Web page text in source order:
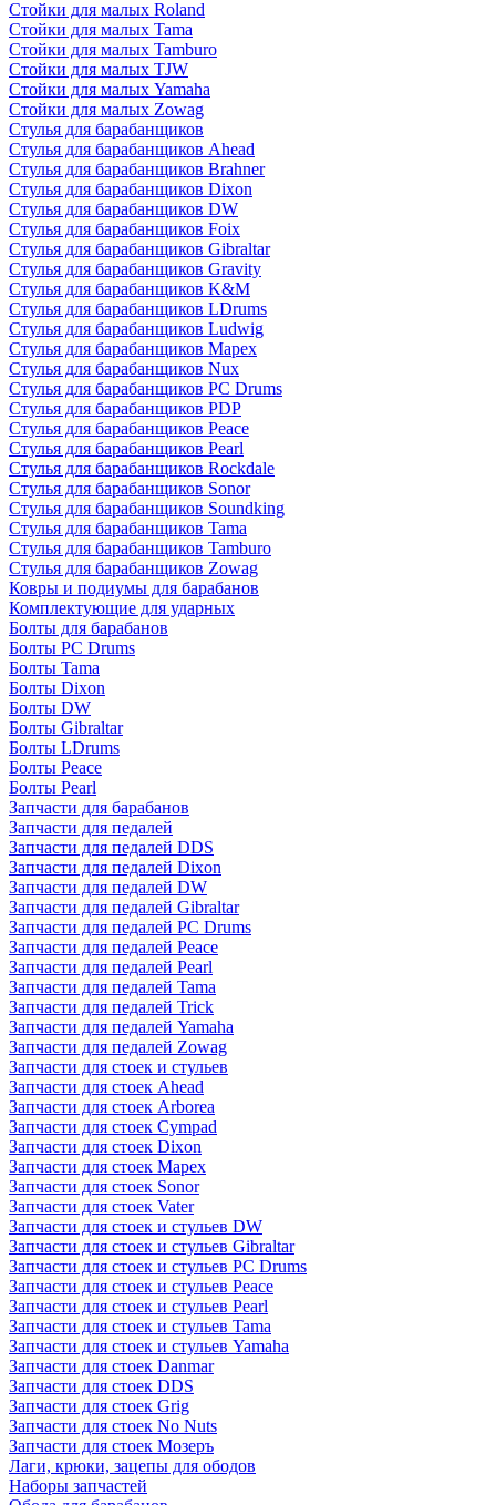
Стойки для малых Roland
Стойки для малых Tama
Стойки для малых Tamburo
Стойки для малых TJW
Стойки для малых Yamaha
Стойки для малых Zowag
Стулья для барабанщиков
Стулья для барабанщиков Ahead
Стулья для барабанщиков Brahner
Стулья для барабанщиков Dixon
Стулья для барабанщиков DW
Стулья для барабанщиков Foix
Стулья для барабанщиков Gibraltar
Стулья для барабанщиков Gravity
Стулья для барабанщиков K&M
Стулья для барабанщиков LDrums
Стулья для барабанщиков Ludwig
Стулья для барабанщиков Mapex
Стулья для барабанщиков Nux
Стулья для барабанщиков PC Drums
Стулья для барабанщиков PDP
Стулья для барабанщиков Peace
Стулья для барабанщиков Pearl
Стулья для барабанщиков Rockdale
Стулья для барабанщиков Sonor
Стулья для барабанщиков Soundking
Стулья для барабанщиков Tama
Стулья для барабанщиков Tamburo
Стулья для барабанщиков Zowag
Ковры и подиумы для барабанов
Комплектующие для ударных
Болты для барабанов
Болты PC Drums
Болты Tama
Болты Dixon
Болты DW
Болты Gibraltar
Болты LDrums
Болты Peace
Болты Pearl
Запчасти для барабанов
Запчасти для педалей
Запчасти для педалей DDS
Запчасти для педалей Dixon
Запчасти для педалей DW
Запчасти для педалей Gibraltar
Запчасти для педалей PC Drums
Запчасти для педалей Peace
Запчасти для педалей Pearl
Запчасти для педалей Tama
Запчасти для педалей Trick
Запчасти для педалей Yamaha
Запчасти для педалей Zowag
Запчасти для стоек и стульев
Запчасти для стоек Ahead
Запчасти для стоек Arborea
Запчасти для стоек Cympad
Запчасти для стоек Dixon
Запчасти для стоек Mapex
Запчасти для стоек Sonor
Запчасти для стоек Vater
Запчасти для стоек и стульев DW
Запчасти для стоек и стульев Gibraltar
Запчасти для стоек и стульев PC Drums
Запчасти для стоек и стульев Peace
Запчасти для стоек и стульев Pearl
Запчасти для стоек и стульев Tama
Запчасти для стоек и стульев Yamaha
Запчасти для стоек Danmar
Запчасти для стоек DDS
Запчасти для стоек Grig
Запчасти для стоек No Nuts
Запчасти для стоек Мозеръ
Лаги, крюки, зацепы для ободов
Наборы запчастей